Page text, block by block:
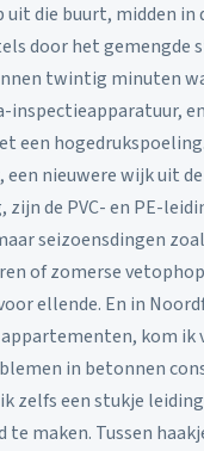
uit die buurt, midden in
door het gemengde
twintig minuten
inspectieapparatuur,
een
een nieuwere wijk uit
zijn de PVC- en PE-
seizoensdingen
of zomerse
ellende. En in
kom ik
in betonnen
zelfs een stukje
te maken. Tussen